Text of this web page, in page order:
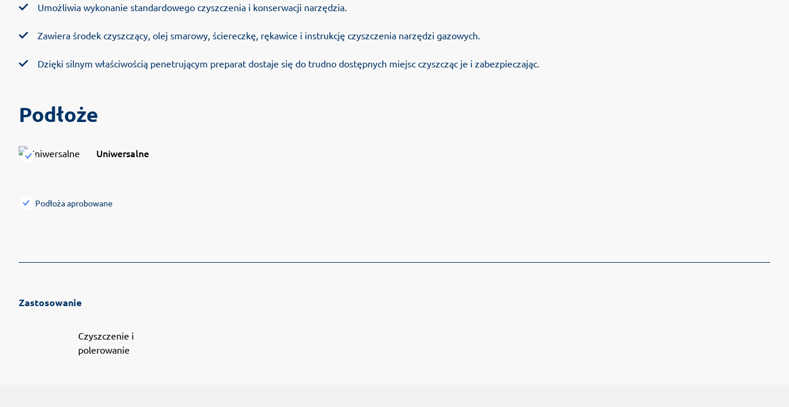
Umożliwia wykonanie standardowego czyszczenia i konserwacji narzędzia.
Zawiera środek czyszczący, olej smarowy, ściereczkę, rękawice i instrukcję czyszczenia narzędzi gazowych.
Dzięki silnym właściwością penetrującym preparat dostaje się do trudno dostępnych miejsc czyszcząc je i zabezpieczając.
Podłoże
Uniwersalne
Podłoża aprobowane
Zastosowanie
Czyszczenie i
polerowanie